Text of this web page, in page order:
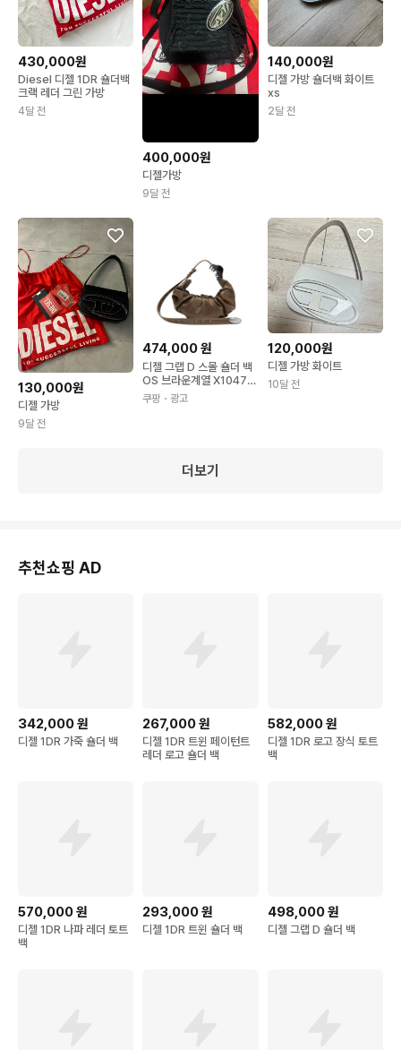
430,000원
Diesel 디젤 1DR 숄더백
크랙 레더 그린 가방
4달 전
400,000원
디젤가방
9달 전
140,000원
디젤 가방 숄더백 화이트
xs
2달 전
130,000원
디젤 가방
9달 전
474,000원
디젤 그랩 D 스몰 숄더 백
OS 브라운계열 X10479
P8657
쿠팡 ・광고
120,000원
디젤 가방 화이트
10달 전
더보기
추천쇼핑 AD
342,000원
디젤 1DR 가죽 숄더 백
267,000원
디젤 1DR 트윈 페이턴트
레더 로고 숄더 백
582,000원
디젤 1DR 로고 장식 토트
백
570,000원
디젤 1DR 나파 레더 토트
백
293,000원
디젤 1DR 트윈 숄더 백
498,000원
디젤 그랩 D 숄더 백